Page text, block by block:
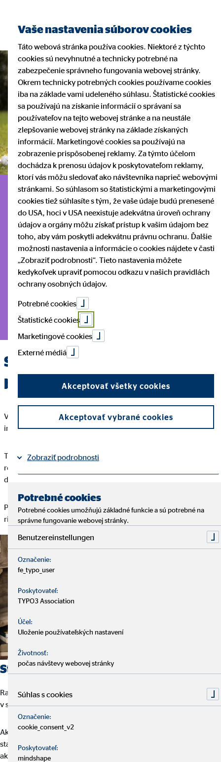
sprostredkovateľa
Sporenie s OVB: Váš
krok k finančnej
istote
Začnite sporiť už dnes. S odborným poradenstvom OVB
získate nástroje, ktoré vám pomôžu zrealizovať vaše
finančné sny.
Sporenie je riešenie
budúcnosti
V každodennom živote sa dá ušetriť na mnohých miestach a na
inom, zmysluplnejšom mieste sa dá zas investovať.
Téma optimalizácie rozpočtu vyzerá neprehľadne, dá sa však
realizovať ľahšie než si myslíte. Malé opatrenia prinášajú
dlhodobé výhody a zvyšujú spokojnosť.
Pripravíme pre vás finančný plán a pomôžeme nájsť vhodné
riešenie pri výbere produktu na sporenie.
Stavebné sporenie
Rastie záujem oprodukty v stavebných sporiteľniach
v spojení s úverovaním.
Aké sú aktuálne podmienky pre udelenie štátnej prémie na
stavebnom sporení? Poskytujú stavebné sporiteľne zvýhodnené
akciové sporiace programy? Potrebujete sa zorientovať vo
Vaše nastavenia súborov cookies
Táto webová stránka používa cookies. Niektoré z týchto
cookies sú nevyhnutné a technicky potrebné na
zabezpečenie správneho fungovania webovej stránky.
Okrem technicky potrebných cookies používame cookies
iba na základe vami udeleného súhlasu. Štatistické cookies
sa používajú na získanie informácií o správaní sa
používateľov na tejto webovej stránke a na neustále
zlepšovanie webovej stránky na základe získaných
informácií. Marketingové cookies sa používajú na
zobrazenie prispôsobenej reklamy. Za týmto účelom
dochádza k prenosu údajov k poskytovateľom reklamy,
ktorí vás môžu sledovať ako návštevníka naprieč webovými
stránkami. So súhlasom so štatistickými a marketingovými
cookies tiež súhlasíte s tým, že vaše údaje budú prenesené
do USA, hoci v USA neexistuje adekvátna úroveň ochrany
údajov a orgány môžu získať prístup k vašim údajom bez
toho, aby vám poskytli adekvátnu právnu ochranu. Ďalšie
možnosti nastavenia a informácie o cookies nájdete v časti
„Zobraziť podrobnosti“. Tieto nastavenia môžete
kedykoľvek upraviť pomocou odkazu v našich pravidlách
ochrany osobných údajov.
Potrebné cookies
Štatistické cookies
Marketingové cookies
Externé médiá
Akceptovať všetky cookies
Akceptovať vybrané cookies
Zobraziť podrobnosti
Potrebné cookies
Potrebné cookies umožňujú základné funkcie a sú potrebné na
správne fungovanie webovej stránky.
Benutzereinstellungen
Označenie:
fe_typo_user
Poskytovateľ:
TYPO3 Association
Účel:
Uloženie používateľských nastavení
Životnosť:
počas návštevy webovej stránky
Súhlas s cookies
Označenie:
cookie_consent_v2
Poskytovateľ:
mindshape